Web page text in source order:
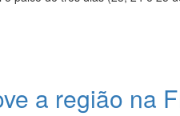
a região na